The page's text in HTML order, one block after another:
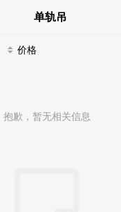
单轨吊
价格
抱歉，暂无相关信息